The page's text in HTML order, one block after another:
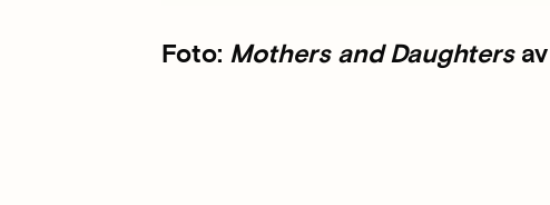
Foto: Mothers and Daughtersav